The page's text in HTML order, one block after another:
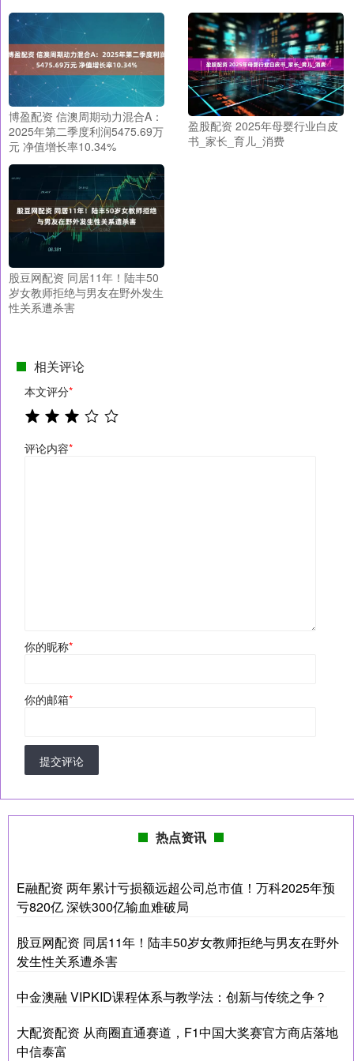
博盈配资 信澳周期动力混合A：
2025年第二季度利润5475.69万
元 净值增长率10.34%
盈股配资 2025年母婴行业白皮
书_家长_育儿_消费
股豆网配资 同居11年！陆丰50
岁女教师拒绝与男友在野外发生
性关系遭杀害
相关评论
本文评分*
评论内容*
你的昵称*
你的邮箱*
提交评论
热点资讯
E融配资 两年累计亏损额远超公司总市值！万科2025年预
亏820亿 深铁300亿输血难破局
股豆网配资 同居11年！陆丰50岁女教师拒绝与男友在野外
发生性关系遭杀害
中金澳融 VIPKID课程体系与教学法：创新与传统之争？
大配资配资 从商圈直通赛道，F1中国大奖赛官方商店落地
中信泰富